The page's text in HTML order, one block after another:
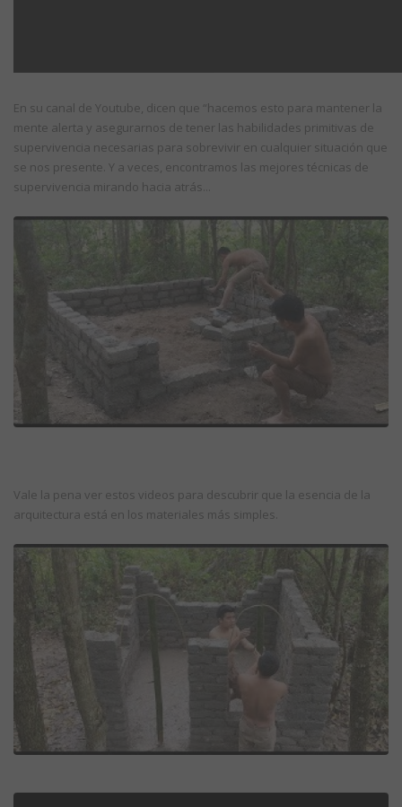
En su canal de Youtube, dicen que “hacemos esto para mantener la
mente alerta y asegurarnos de tener las habilidades primitivas de
supervivencia necesarias para sobrevivir en cualquier situación que
se nos presente. Y a veces, encontramos las mejores técnicas de
supervivencia mirando hacia atrás...
Vale la pena ver estos videos para descubrir que la esencia de la
arquitectura está en los materiales más simples.